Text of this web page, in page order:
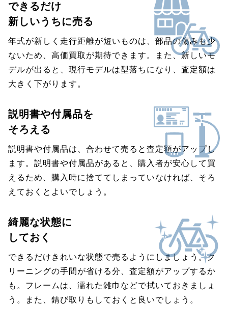
できるだけ
新しいうちに売る
年式が新しく走行距離が短いものは、部品の傷みも少
ないため、高価買取が期待できます。また、新しいモ
デルが出ると、現行モデルは型落ちになり、査定額は
大きく下がります。
説明書や付属品を
そろえる
説明書や付属品は、合わせて売ると査定額がアップし
ます。説明書や付属品があると、購入者が安心して買
えるため、購入時に捨ててしまっていなければ、そろ
えておくとよいでしょう。
綺麗な状態に
しておく
できるだけきれいな状態で売るようにしましょう。ク
リーニングの手間が省ける分、査定額がアップするか
も。フレームは、濡れた雑巾などで拭いておきましょ
う。また、錆び取りもしておくと良いでしょう。